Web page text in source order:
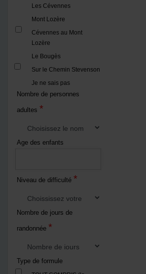
Les Cévennes
Mont Lozère
Cévennes au Mont
Lozère
Le Bougès
Sur le Chemin Stevenson
Je ne sais pas
Nombre de personnes
adultes *
Age des enfants
Niveau de difficulté *
Nombre de jours de
randonnée *
Type de formule